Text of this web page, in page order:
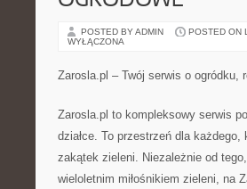
POSTED BY ADMIN POSTED ON
WYŁĄCZONA
Zarosla.pl – Twój serwis o ogródku,
Zarosla.pl to kompleksowy serwis
działce. To przestrzeń dla
zakątek zieleni. Niezależnie od
wieloletnim miłośnikiem zieleni, na